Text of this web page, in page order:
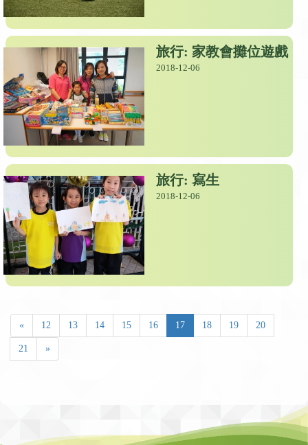
旅行: 家教會攤位遊戲
2018-12-06
旅行: 寫生
2018-12-06
« 12 13 14 15 16 17 18 19 20
21 »